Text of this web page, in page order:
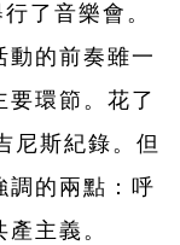
了音樂會。
動的前奏雖一
要環節。花了
尼斯紀錄。但
調的兩點：呼
主義。